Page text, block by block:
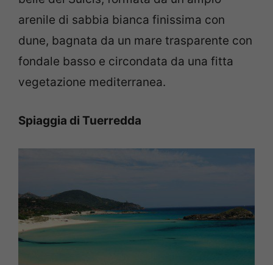
arenile di sabbia bianca finissima con
dune, bagnata da un mare trasparente con
fondale basso e circondata da una fitta
vegetazione mediterranea.
Spiaggia di Tuerredda